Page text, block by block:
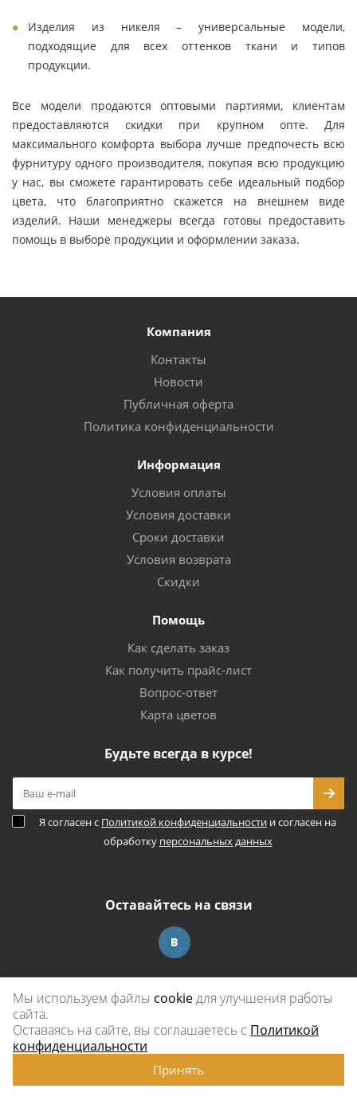
Изделия из никеля – универсальные модели,
подходящие для всех оттенков ткани и типов
продукции.
Все модели продаются оптовыми партиями, клиентам
предоставляются скидки при крупном опте. Для
максимального комфорта выбора лучше предпочесть всю
фурнитуру одного производителя, покупая всю продукцию
у нас, вы сможете гарантировать себе идеальный подбор
цвета, что благоприятно скажется на внешнем виде
изделий. Наши менеджеры всегда готовы предоставить
помощь в выборе продукции и оформлении заказа.
Компания
Контакты
Новости
Публичная оферта
Политика конфиденциальности
Информация
Условия оплаты
Условия доставки
Сроки доставки
Условия возврата
Скидки
Помощь
Как сделать заказ
Как получить прайс-лист
Вопрос-ответ
Карта цветов
Будьте всегда в курсе!
Я согласен с Политикой конфиденциальности и согласен на
обработку персональных данных
Оставайтесь на связи
extra-furnitura@yandex.ru
Мы используем файлы cookieдля улучшения работы
сайта.
Оставаясь на сайте, вы соглашаетесь с Политикой
конфиденциальности
Принять